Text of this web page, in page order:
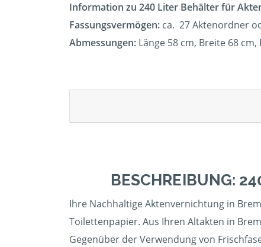
Information zu 240 Liter Behälter für
Fassungsvermögen: ca. 27 Aktenordner
Abmessungen: Länge 58 cm, Breite 68 cm,
BESCHREIBUNG:
Ihre Nachhaltige Aktenvernichtung in
Toilettenpapier. Aus Ihren Altakten in
Gegenüber der Verwendung von